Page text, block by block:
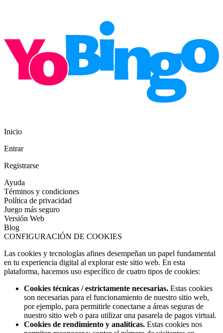
Inicio
Entrar
Registrarse
Ayuda
Términos y condiciones
Política de privacidad
Juego más seguro
Versión Web
Blog
CONFIGURACIÓN DE COOKIES
Las cookies y tecnologías afines desempeñan un papel fundamental
en tu experiencia digital al explorar este sitio web. En esta
plataforma, hacemos uso específico de cuatro tipos de cookies:
Cookies técnicas / estrictamente necesarias. Estas cookies
son necesarias para el funcionamiento de nuestro sitio web,
por ejemplo, para permitirle conectarse a áreas seguras de
nuestro sitio web o para utilizar una pasarela de pagos virtual.
Cookies de rendimiento y analíticas. Estas cookies nos